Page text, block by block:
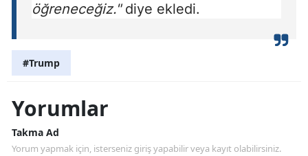
öğreneceğiz."diye ekledi.
#Trump
Yorumlar
Takma Ad
Yorum yapmak için, isterseniz giriş yapabilir veya kayıt olabilirsiniz.